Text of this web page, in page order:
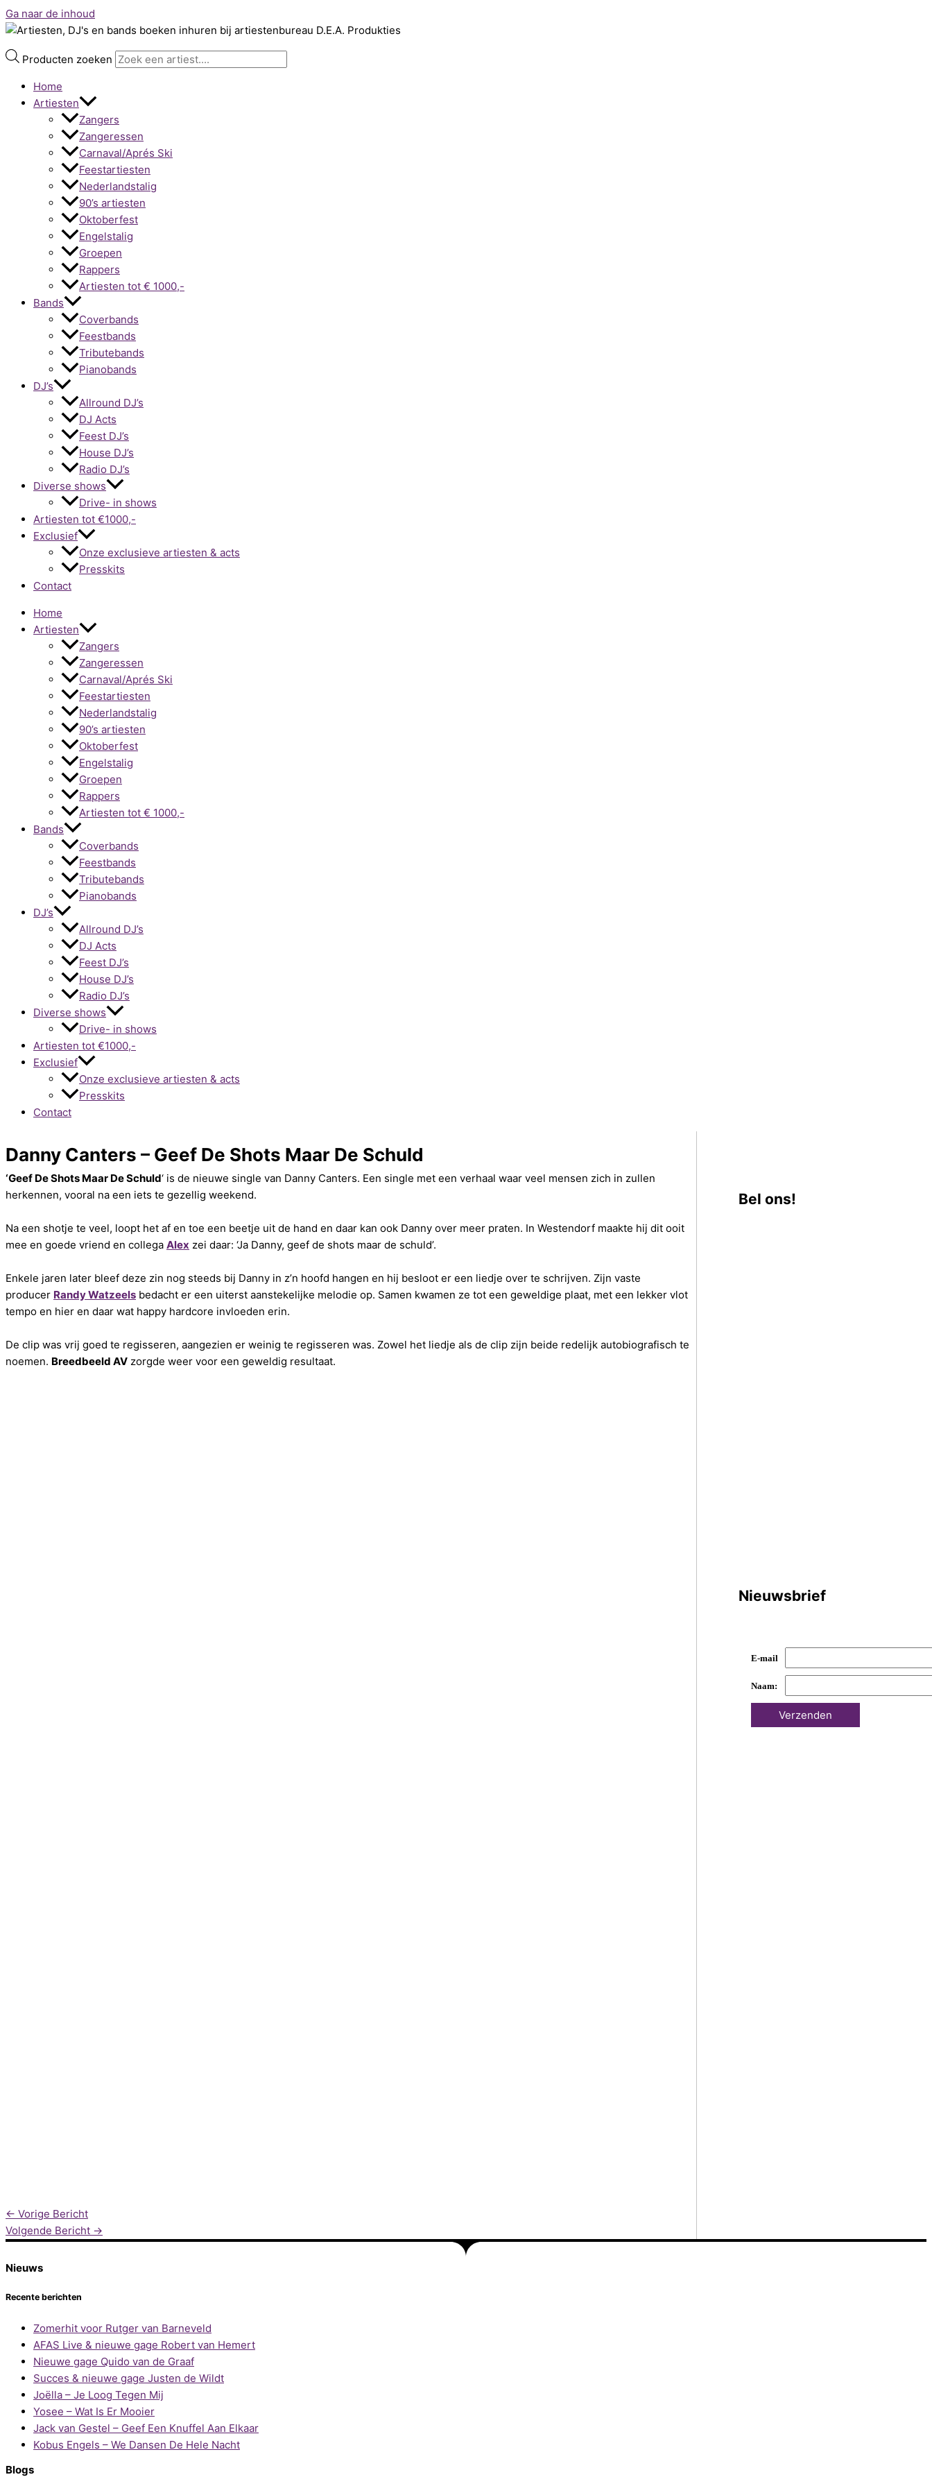
Ga naar de inhoud
Producten zoeken
Home
Artiesten
Zangers
Zangeressen
Carnaval/Aprés Ski
Feestartiesten
Nederlandstalig
90’s artiesten
Oktoberfest
Engelstalig
Groepen
Rappers
Artiesten tot € 1000,-
Bands
Coverbands
Feestbands
Tributebands
Pianobands
DJ’s
Allround DJ’s
DJ Acts
Feest DJ’s
House DJ’s
Radio DJ’s
Diverse shows
Drive- in shows
Artiesten tot €1000,-
Exclusief
Onze exclusieve artiesten & acts
Presskits
Contact
Home
Artiesten
Zangers
Zangeressen
Carnaval/Aprés Ski
Feestartiesten
Nederlandstalig
90’s artiesten
Oktoberfest
Engelstalig
Groepen
Rappers
Artiesten tot € 1000,-
Bands
Coverbands
Feestbands
Tributebands
Pianobands
DJ’s
Allround DJ’s
DJ Acts
Feest DJ’s
House DJ’s
Radio DJ’s
Diverse shows
Drive- in shows
Artiesten tot €1000,-
Exclusief
Onze exclusieve artiesten & acts
Presskits
Contact
Danny Canters – Geef De Shots Maar De Schuld
‘Geef De Shots Maar De Schuld‘ is de nieuwe single van Danny Canters. Een single met een verhaal waar veel mensen zich in zullen
herkennen, vooral na een iets te gezellig weekend.
Na een shotje te veel, loopt het af en toe een beetje uit de hand en daar kan ook Danny over meer praten. In Westendorf maakte hij dit ooit
mee en goede vriend en collega Alex zei daar: ‘Ja Danny, geef de shots maar de schuld’.
Enkele jaren later bleef deze zin nog steeds bij Danny in z’n hoofd hangen en hij besloot er een liedje over te schrijven. Zijn vaste
producer Randy Watzeels bedacht er een uiterst aanstekelijke melodie op. Samen kwamen ze tot een geweldige plaat, met een lekker vlot
tempo en hier en daar wat happy hardcore invloeden erin.
De clip was vrij goed te regisseren, aangezien er weinig te regisseren was. Zowel het liedje als de clip zijn beide redelijk autobiografisch te
noemen. Breedbeeld AV zorgde weer voor een geweldig resultaat.
← Vorige Bericht
Volgende Bericht →
Bel ons!
Nieuwsbrief
E-mail
Naam:
Nieuws
Recente berichten
Zomerhit voor Rutger van Barneveld
AFAS Live & nieuwe gage Robert van Hemert
Nieuwe gage Quido van de Graaf
Succes & nieuwe gage Justen de Wildt
Joëlla – Je Loog Tegen Mij
Yosee – Wat Is Er Mooier
Jack van Gestel – Geef Een Knuffel Aan Elkaar
Kobus Engels – We Dansen De Hele Nacht
Blogs